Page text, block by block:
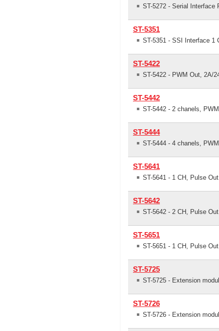
ST-5272 - Serial Interface
ST-5351
ST-5351 - SSI Interface 1
ST-5422
ST-5422 - PWM Out, 2A/
ST-5442
ST-5442 - 2 chanels,
ST-5444
ST-5444 - 4 chanels,
ST-5641
ST-5641 - 1 CH, Pulse
ST-5642
ST-5642 - 2 CH, Pulse
ST-5651
ST-5651 - 1 CH, Pulse
ST-5725
ST-5725 - Extension
ST-5726
ST-5726 - Extension